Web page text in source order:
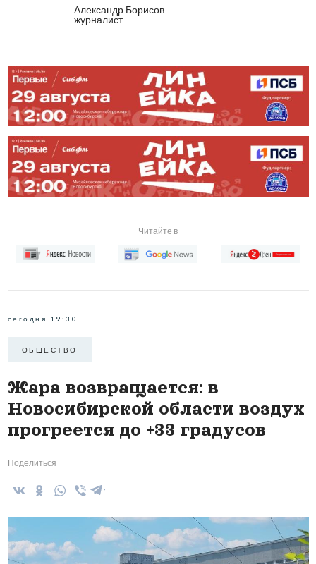
Александр Борисов
журналист
Читайте в
сегодня 19:30
ОБЩЕСТВО
Жара возвращается: в
Новосибирской области воздух
прогреется до +33 градусов
Поделиться